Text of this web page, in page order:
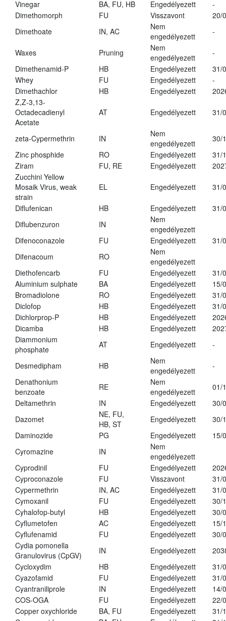
Vinegar
BA, FU, HB Engedélyezett
-
Dimethomorph
FU Visszavont
20/
Dimethoate
IN, AC
Nem
engedélyezett
-
Waxes Pruning
Nem
engedélyezett
-
Dimethenamid-P
HB Engedélyezett
31/
Whey
FU Engedélyezett
-
Dimethachlor
HB Engedélyezett
Z,Z-3,13-
Octadecadienyl
Acetate
AT Engedélyezett 31/
zeta-Cypermethrin IN
Nem
engedélyezett
30/
Zinc phosphide
RO Engedélyezett
31/
Ziram
FU, RE Engedélyezett
Zucchini Yellow
Mosaik Virus, weak
strain
EL Engedélyezett 31/
Diflufenican HB Engedélyezett
31/
Diflubenzuron
IN
Nem
engedélyezett
Difenoconazole
FU Engedélyezett
31/
Difenacoum
RO
Nem
engedélyezett
Diethofencarb
FU Engedélyezett
31/
Aluminium sulphate
BA Engedélyezett
15/
Bromadiolone
RO Engedélyezett
31/
Diclofop
HB Engedélyezett
31/
Dichlorprop-P
HB Engedélyezett
Dicamba
HB Engedélyezett
Diammonium
phosphate
AT Engedélyezett -
Desmedipham HB
Nem
engedélyezett
-
Denathonium
benzoate
RE
Nem
engedélyezett
01/
Deltamethrin
IN Engedélyezett
30/
Dazomet
NE, FU,
HB, ST
Engedélyezett
30/
Daminozide
PG Engedélyezett
15/
Cyromazine
IN
Nem
engedélyezett
Cyprodinil
FU Engedélyezett
Cyproconazole
FU Visszavont
31/
Cypermethrin
IN, AC Engedélyezett
31/
Cymoxanil
FU Engedélyezett
30/
Cyhalofop-butyl
HB Engedélyezett
30/
Cyflumetofen
AC Engedélyezett
15/
Cyflufenamid
FU Engedélyezett
30/
Cydia pomonella
Granulovirus (CpGV)
IN Engedélyezett
Cycloxydim
HB Engedélyezett
31/
Cyazofamid
FU Engedélyezett
31/
Cyantraniliprole
IN Engedélyezett
14/
COS-OGA
FU Engedélyezett
22/
Copper oxychloride
BA, FU Engedélyezett
31/